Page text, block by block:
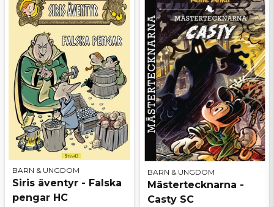
BARN & UNGDOM
Siris äventyr - Falska
pengar HC
BARN & UNGDOM
Mästertecknarna -
Casty SC